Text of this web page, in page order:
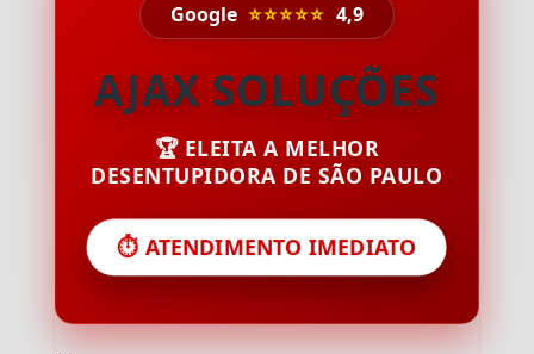
Google ⭐⭐⭐⭐⭐ 4,9
AJAX SOLUÇÕES
🏆 ELEITA A MELHOR
DESENTUPIDORA DE SÃO PAULO
⏱️ ATENDIMENTO IMEDIATO